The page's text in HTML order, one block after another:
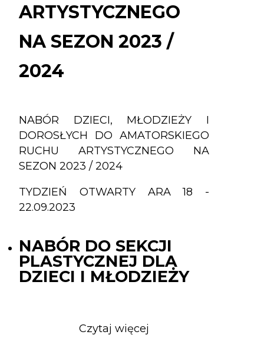
/
ARTYSTYCZNEGO
NA SEZON 2023 /
2024
NABÓR DZIECI, MŁODZIEŻY I
DOROSŁYCH DO AMATORSKIEGO
RUCHU ARTYSTYCZNEGO NA
SEZON 2023 / 2024
TYDZIEŃ OTWARTY ARA 18 -
22.09.2023
NABÓR DO SEKCJI
PLASTYCZNEJ DLA
DZIECI I MŁODZIEŻY
Czytaj więcej